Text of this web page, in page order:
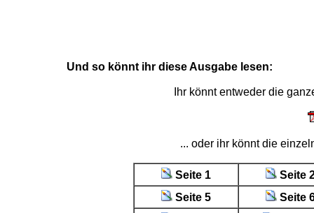
Und so könnt ihr diese Ausgabe lesen:
Ihr könnt entweder die
... oder ihr könnt die
Seite 1
Seite
Seite 5
Seite